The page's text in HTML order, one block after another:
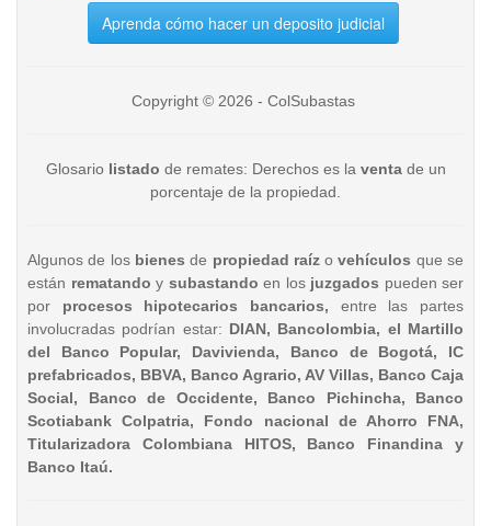
Aprenda cómo hacer un deposito judicial
Copyright © 2026 - ColSubastas
Glosario listado de remates: Derechos es la ventade un
porcentaje de la propiedad.
Algunos de los bienesde propiedad raízo vehículos que se
están rematando y subastando en los juzgados pueden ser
por procesos hipotecarios bancarios, entre las partes
involucradas podrían estar: DIAN, Bancolombia, el Martillo
del Banco Popular, Davivienda, Banco de Bogotá, IC
prefabricados, BBVA, Banco Agrario, AV Villas, Banco Caja
Social, Banco de Occidente, Banco Pichincha, Banco
Scotiabank Colpatria, Fondo nacional de Ahorro FNA,
Titularizadora Colombiana HITOS, Banco Finandina y
Banco Itaú.